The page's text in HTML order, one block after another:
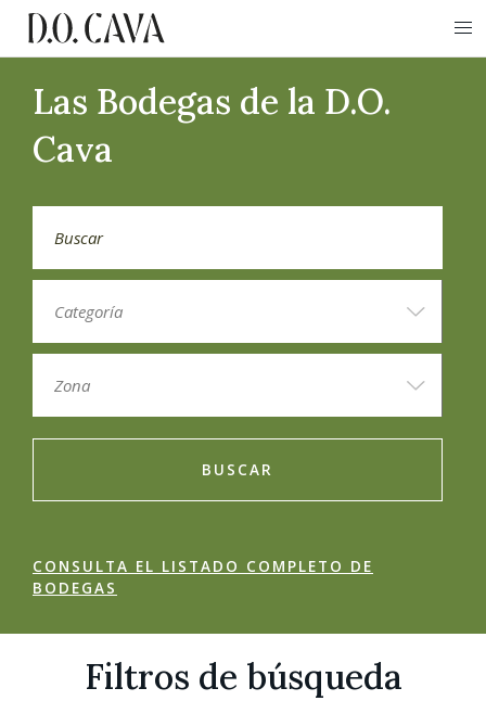
Las Bodegas de la D.O.
Cava
BUSCAR
CONSULTA EL LISTADO COMPLETO DE
BODEGAS
Filtros de búsqueda